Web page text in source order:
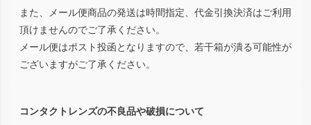
また、メール便商品の発送は時間指定、代金引換決済はご利用
頂けませんのでご了承ください。
メール便はポスト投函となりますので、若干箱が潰る可能性が
ございますがご了承ください。
コンタクトレンズの不良品や破損について